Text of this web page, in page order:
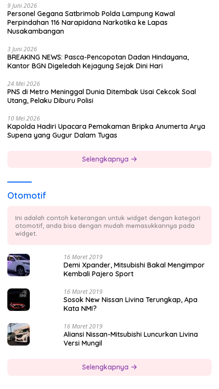
9 Juni 2026
Personel Gegana Satbrimob Polda Lampung Kawal
Perpindahan 116 Narapidana Narkotika ke Lapas
Nusakambangan
3 Juni 2026
BREAKING NEWS: Pasca-Pencopotan Dadan Hindayana,
Kantor BGN Digeledah Kejagung Sejak Dini Hari
24 Mei 2026
PNS di Metro Meninggal Dunia Ditembak Usai Cekcok Soal
Utang, Pelaku Diburu Polisi
10 Mei 2026
Kapolda Hadiri Upacara Pemakaman Bripka Anumerta Arya
Supena yang Gugur Dalam Tugas
Selengkapnya
Otomotif
Ini adalah contoh keterangan untuk widget dengan kategori
otomotif, anda bisa dengan mudah memasukkannya pada
widget.
16 Maret 2019
Demi Xpander, Mitsubishi Bakal Mengimpor
Kembali Pajero Sport
16 Maret 2019
Sosok New Nissan Livina Terungkap, Apa
Kata NMI?
16 Maret 2019
Aliansi Nissan-Mitsubishi Luncurkan Livina
Versi Mungil
Selengkapnya